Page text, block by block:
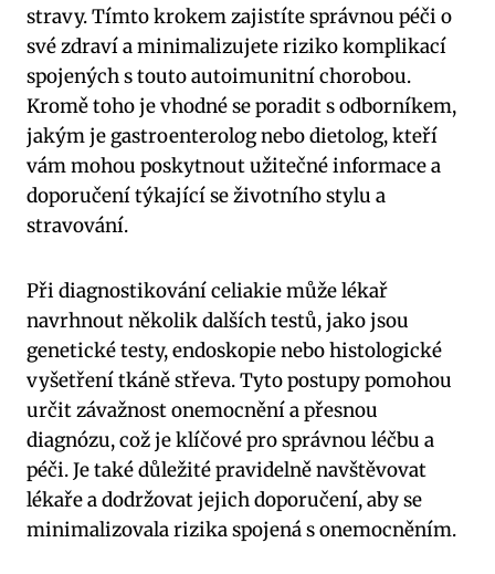
stravy. Tímto krokem zajistíte správnou péči o
své zdraví a minimalizujete riziko komplikací
spojených s touto autoimunitní chorobou.
Kromě toho je vhodné se poradit s odborníkem,
jakým je gastroenterolog nebo dietolog, kteří
vám mohou poskytnout užitečné informace a
doporučení týkající se životního stylu a
stravování.
Při diagnostikování celiakie může lékař
navrhnout několik dalších testů, jako jsou
genetické testy, endoskopie nebo histologické
vyšetření tkáně střeva. Tyto postupy pomohou
určit závažnost onemocnění a přesnou
diagnózu, což je klíčové pro správnou léčbu a
péči. Je také důležité pravidelně navštěvovat
lékaře a dodržovat jejich doporučení, aby se
minimalizovala rizika spojená s onemocněním.